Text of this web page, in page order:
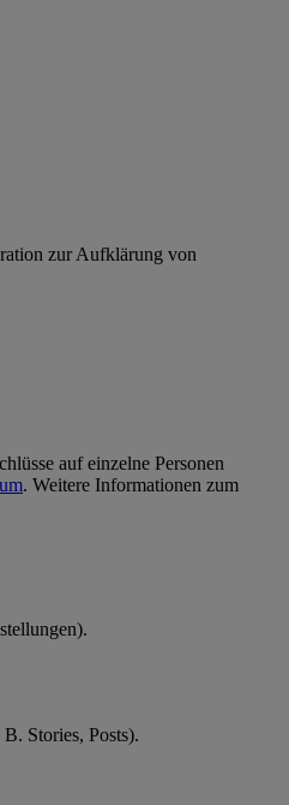
zur Aufklärung von
auf einzelne Personen
. Weitere Informationen zum
Stories, Posts).